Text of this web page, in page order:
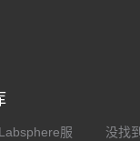
服 没找